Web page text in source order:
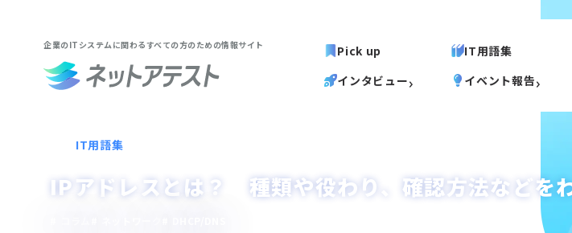
企業のITシステムに関わるすべての方のための情報サイト Pick up
IT用語集
インタビュー
イベント報告
IT用語集
IPアドレスとは？ 種類や役わり、確認方法などを